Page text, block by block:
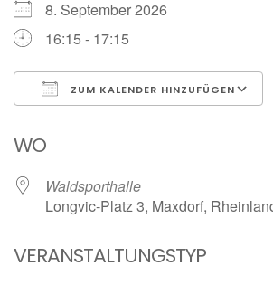
8. September 2026
16:15 - 17:15
ZUM KALENDER HINZUFÜGEN
WO
Waldsporthalle
Longvic-Platz 3, Maxdorf,
VERANSTALTUNGSTYP